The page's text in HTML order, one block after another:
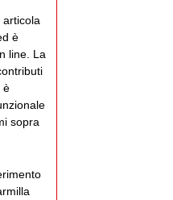
articola
è
line. La
è
sopra